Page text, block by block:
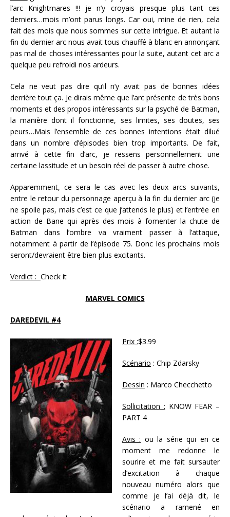
l’arc Knightmares !!! je n’y croyais presque plus tant ces
derniers…mois m’ont parus longs. Car oui, mine de rien, cela
fait des mois que nous sommes sur cette intrigue. Et autant la
fin du dernier arc nous avait tous chauffé à blanc en annonçant
pas mal de choses intéressantes pour la suite, autant cet arc a
quelque peu refroidi nos ardeurs.
Cela ne veut pas dire qu’il n’y avait pas de bonnes idées
derrière tout ça. Je dirais même que l’arc présente de très bons
moments et des propos intéressants sur la psyché de Batman,
la manière dont il fonctionne, ses limites, ses doutes, ses
peurs…Mais l’ensemble de ces bonnes intentions était dilué
dans un nombre d’épisodes bien trop importants. De fait,
arrivé à cette fin d’arc, je ressens personnellement une
certaine lassitude et un besoin réel de passer à autre chose.
Apparemment, ce sera le cas avec les deux arcs suivants,
entre le retour du personnage aperçu à la fin du dernier arc (je
ne spoile pas, mais c’est ce que j’attends le plus) et l’entrée en
action de Bane qui après des mois à fomenter la chute de
Batman dans l’ombre va vraiment passer à l’attaque,
notamment à partir de l’épisode 75. Donc les prochains mois
seront/devraient être bien plus excitants.
Verdict : Check it
MARVEL COMICS
DAREDEVIL #4
Prix :$3.99
Scénario : Chip Zdarsky
Dessin : Marco Checchetto
Sollicitation : KNOW FEAR –
PART 4
Avis : ou la série qui en ce
moment me redonne le
sourire et me fait sursauter
d’excitation à chaque
nouveau numéro alors que
comme je l’ai déjà dit, le
scénario a ramené en